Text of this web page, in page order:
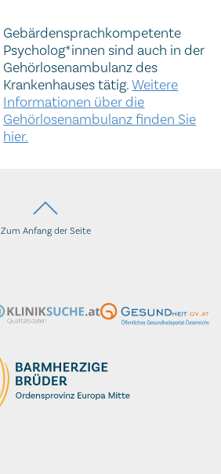
Gebärdensprachkompetente
Psycholog*innen sind auch in der
Gehörlosenambulanz des
Krankenhauses tätig.Weitere
Informationen über die
Gehörlosenambulanz finden Sie
hier.
Zum Anfang der Seite